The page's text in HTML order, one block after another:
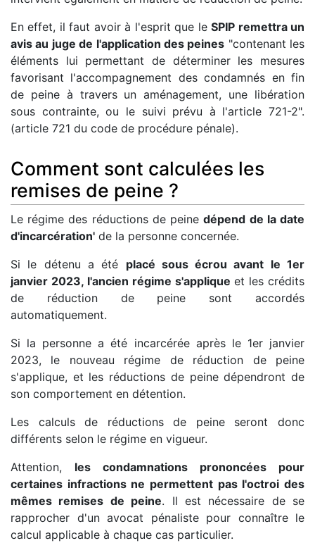
En effet, il faut avoir à l'esprit que leSPIP remettra un
avis au juge de l'application des peines "contenant les
éléments lui permettant de déterminer les mesures
favorisant l'accompagnement des condamnés en fin
de peine à travers un aménagement, une libération
sous contrainte, ou le suivi prévu à l'article 721-2".
(article 721 du code de procédure pénale).
Comment sont calculées les
remises de peine ?
Le régime des réductions de peinedépend de la date
d'incarcération' de la personne concernée.
Si le détenu a été placé sous écrou avant le 1er
janvier 2023, l'ancien régime s'applique et les crédits
de réduction de peine sont accordés
automatiquement.
Si la personne a été incarcérée après le 1er janvier
2023, le nouveau régime de réduction de peine
s'applique, et les réductions de peine dépendront de
son comportement en détention.
Les calculs de réductions de peine seront donc
différents selon le régime en vigueur.
Attention, les condamnations prononcées pour
certaines infractions ne permettent pas l'octroi des
mêmes remises de peine. Il est nécessaire de se
rapprocher d'un avocat pénaliste pour connaître le
calcul applicable à chaque cas particulier.